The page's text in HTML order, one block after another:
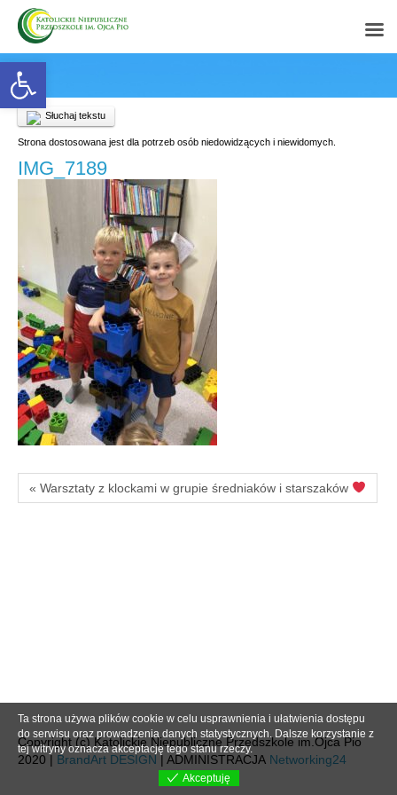
Open toolbar
Słuchaj tekstu
Strona dostosowana jest dla potrzeb osób niedowidzących i niewidomych.
IMG_7189
« Warsztaty z klockami w grupie średniaków i starszaków
Copyright (c) Katolickie Niepubliczne Przedszkole im.Ojca Pio
2020 | BrandArt DESIGN | ADMINISTRACJA Networking24
Ta strona używa plików cookie w celu usprawnienia i ułatwienia dostępu
do serwisu oraz prowadzenia danych statystycznych. Dalsze korzystanie z
tej witryny oznacza akceptację tego stanu rzeczy.
Akceptuję